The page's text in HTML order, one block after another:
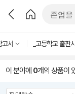
고서 _고등학교 출판
이 분야에 0개의 상품이